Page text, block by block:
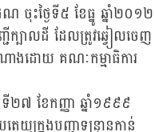
ថ្ងៃទី៥ ខែធ្នូ ឆ្នាំ២០១២
ាលដី ដែលត្រូវឆ្វៀលចេញ
ាងដោយ គណៈកម្មាធិការ
២៧ ខែកញ្ញា ឆ្នាំ១៩៩៩
យ្យក្នុងបញ្ហាទន្ទ្រានកាន់